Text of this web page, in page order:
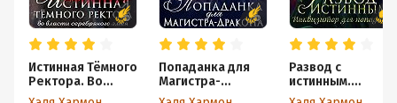
Я ЛЕЧУ ДАЛЬШЕ!!!
Истинная Тёмного
Ректора. Во
Власти
Попаданка для
Магистра-
Дракона
Развод с
истинным.
Инквизитор для